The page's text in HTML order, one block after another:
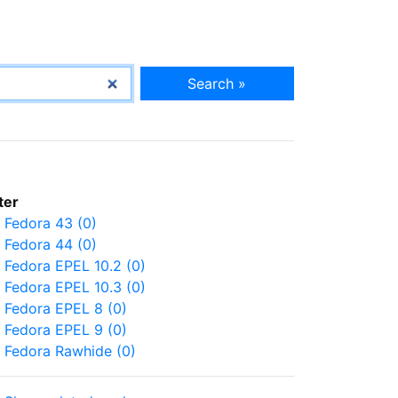
Search »
Fedora 43 (0)
Fedora 44 (0)
Fedora EPEL 10.2 (0)
Fedora EPEL 10.3 (0)
Fedora EPEL 8 (0)
Fedora EPEL 9 (0)
Fedora Rawhide (0)